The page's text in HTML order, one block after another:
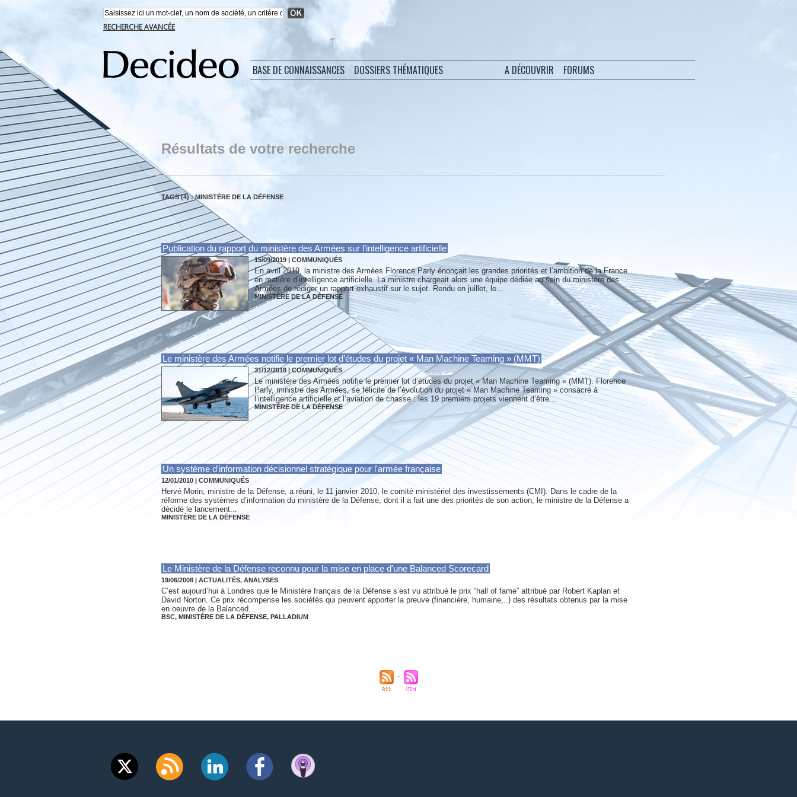
RECHERCHE AVANCÉE
BASE DE CONNAISSANCES DOSSIERS THÉMATIQUES A DÉCOUVRIR FORUMS
Résultats de votre recherche
TAGS (4) : MINISTÈRE DE LA DÉFENSE
Publication du rapport du ministère des Armées sur l’intelligence artificielle
15/09/2019 | COMMUNIQUÉS
En avril 2019, la ministre des Armées Florence Parly énonçait les grandes priorités et l’ambition de la France
en matière d’intelligence artificielle. La ministre chargeait alors une équipe dédiée au sein du ministère des
Armées de rédiger un rapport exhaustif sur le sujet. Rendu en juillet, le...
MINISTÈRE DE LA DÉFENSE
Le ministère des Armées notifie le premier lot d’études du projet « Man Machine Teaming » (MMT)
31/12/2018 | COMMUNIQUÉS
Le ministère des Armées notifie le premier lot d’études du projet « Man Machine Teaming » (MMT). Florence
Parly, ministre des Armées, se félicite de l’évolution du projet « Man Machine Teaming » consacré à
l’intelligence artificielle et l’aviation de chasse : les 19 premiers projets viennent d’être...
MINISTÈRE DE LA DÉFENSE
Un système d'information décisionnel stratégique pour l'armée française
12/01/2010 |COMMUNIQUÉS
Hervé Morin, ministre de la Défense, a réuni, le 11 janvier 2010, le comité ministériel des investissements (CMI). Dans le cadre de la
réforme des systèmes d’information du ministère de la Défense, dont il a fait une des priorités de son action, le ministre de la Défense a
décidé le lancement...
MINISTÈRE DE LA DÉFENSE
Le Ministère de la Défense reconnu pour la mise en place d'une Balanced Scorecard
19/06/2008 | ACTUALITÉS, ANALYSES
C’est aujourd’hui à Londres que le Ministère français de la Défense s’est vu attribué le prix “hall of fame” attribué par Robert Kaplan et
David Norton. Ce prix récompense les sociétés qui peuvent apporter la preuve (financière, humaine,..) des résultats obtenus par la mise
en oeuvre de la Balanced...
BSC, MINISTÈRE DE LA DÉFENSE, PALLADIUM